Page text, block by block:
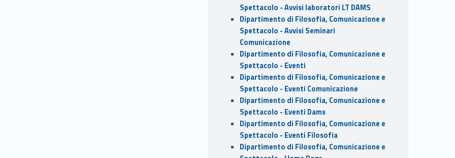
Spettacolo - Avvisi laboratori LT DAMS
Dipartimento di Filosofia, Comunicazione e
Spettacolo - Avvisi Seminari
Comunicazione
Dipartimento di Filosofia, Comunicazione e
Spettacolo - Eventi
Dipartimento di Filosofia, Comunicazione e
Spettacolo - Eventi Comunicazione
Dipartimento di Filosofia, Comunicazione e
Spettacolo - Eventi Dams
Dipartimento di Filosofia, Comunicazione e
Spettacolo - Eventi Filosofia
Dipartimento di Filosofia, Comunicazione e